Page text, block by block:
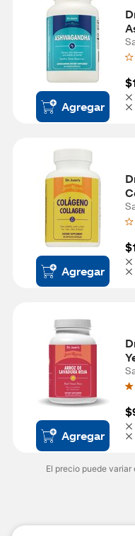
Agregar
Agregar
Agregar
El precio puede